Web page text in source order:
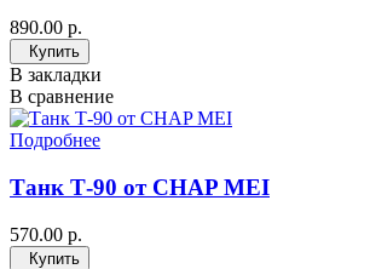
890.00 р.
Купить
В закладки
В сравнение
Подробнее
Танк Т-90 от CHAP MEI
570.00 р.
Купить